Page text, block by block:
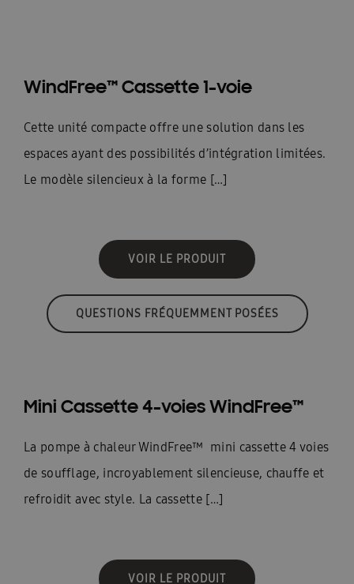
WindFree™ Cassette 1-voie
Cette unité compacte offre une solution dans les
espaces ayant des possibilités d’intégration limitées.
Le modèle silencieux à la forme […]
VOIR LE PRODUIT
QUESTIONS FRÉQUEMMENT POSÉES
Mini Cassette 4-voies WindFree™
La pompe à chaleur WindFree™ mini cassette 4 voies
de soufflage, incroyablement silencieuse, chauffe et
refroidit avec style. La cassette […]
VOIR LE PRODUIT